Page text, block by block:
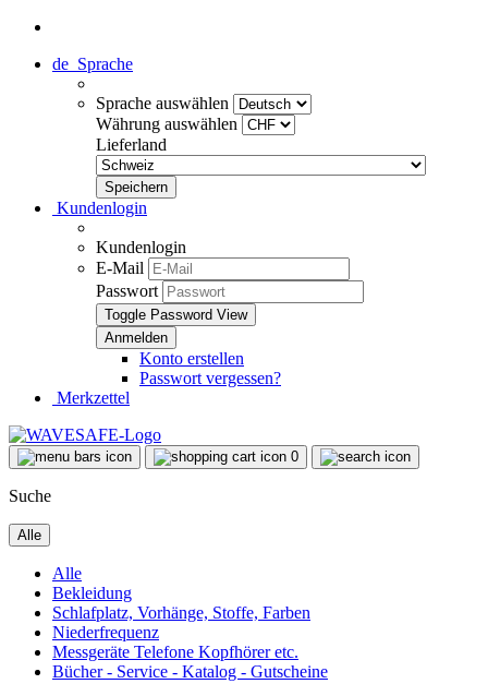
de Sprache
Sprache auswählen
Währung auswählen
Lieferland
Kundenlogin
Kundenlogin
E-Mail
Passwort
Toggle Password View
Konto erstellen
Passwort vergessen?
Merkzettel
0
Suche
Alle
Alle
Bekleidung
Schlafplatz, Vorhänge, Stoffe, Farben
Niederfrequenz
Messgeräte Telefone Kopfhörer etc.
Bücher - Service - Katalog - Gutscheine